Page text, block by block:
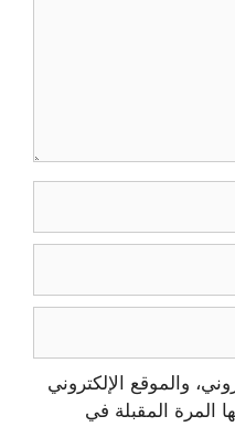
والموقع الإلكتروني
المرة المقبلة في